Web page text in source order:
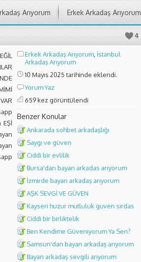
Arıyorum Erkek Arkadaş Arıyorum
4
EŞİ
Erkek Arkadaş Arıyorum İstanbul
Arkadaş Arıyorum
10 Mayıs 2025 tarihinde eklendi.
Yorum Yaz
659 kez görüntülendi
Benzer Konular
Ankarada sohbet arkadaşlığı
Saygı ve güven
Ciddi bir evlilik
Bursa'dan bayan arkadas arıyorum
İzmirde bayan arkadaş arıyorum
AŞK SEVGİ VE GÜVEN
Kayseri huzur mutluluk guven sirdas
Ciddi bir birliktelik
Ben Kendime Güveniyorum Ya Sen?
Samsun'dan bayan arkadaş arıyorum
Bayan arkadaş sevgili arıyorum